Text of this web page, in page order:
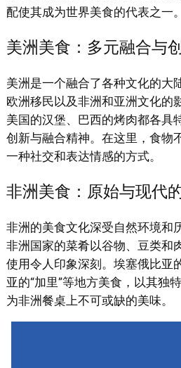
配使其成为世界美食的代表之一。
美洲美食：多元融合与
美洲是一个融合了各种文化的大
欧洲移民以及非洲和亚洲文化的
美国的汉堡、巴西的烤肉都各具
创新与融合精神。在这里，食物
一种社交和表达情感的方式。
非洲美食：原始与现代
非洲的美食文化深受自然环境和
非洲国家的菜肴以谷物、豆类和
使用令人印象深刻。埃塞俄比亚
亚的“加里”等地方美食，以其独
为非洲餐桌上不可或缺的美味。